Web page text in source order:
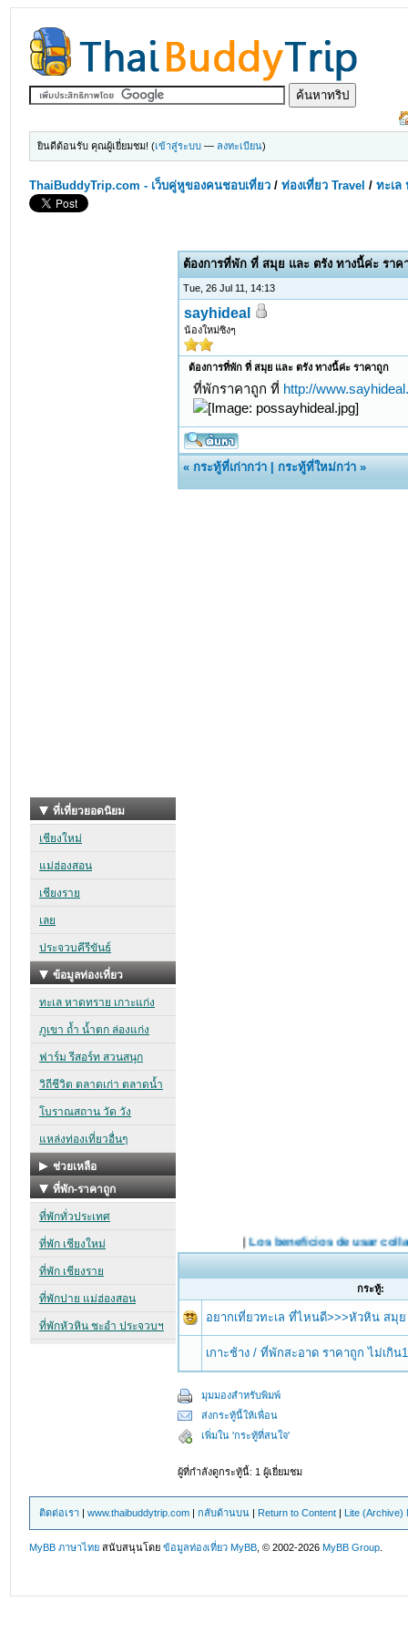
ยินดีต้อนรับ คุณผู้เยี่ยมชม! (เข้าสู่ระบบ — ลงทะเบียน)
ThaiBuddyTrip.com - เว็บคู่หูของคนชอบเที่ยว /ท่องเที่ยว Travel /ทะเล
ต้องการที่พัก ที่ สมุย และ ตรัง ทางนี้ค่ะ ราค
Tue, 26 Jul 11, 14:13
sayhideal
น้องใหม่ซิงๆ
ต้องการที่พัก ที่ สมุย และ ตรัง ทางนี้ค่ะ ราคาถูก
ที่พักราคาถูก ที่ http://
«กระทู้ที่เก่ากว่า |กระทู้ที่ใหม่กว่า »
กระทู้:
อยากเที่ยวทะเล ที่ไหนดี>>>หัวหิน สมุ
เกาะช้าง / ที่พักสะอาด ราคาถูก ไม่เกิน
มุมมองสำหรับพิมพ์
ส่งกระทู้นี้ให้เพื่อน
เพิ่มใน 'กระทู้ที่สนใจ'
ผู้ที่กำลังดูกระทู้นี้: 1 ผู้เยี่ยมชม
ติดต่อเรา |www.thaibuddytrip.com |กลับด้านบน | Return to Content | Lite (Archive)
MyBB ภาษาไทย สนับสนุนโดยข้อมูลท่องเที่ยว MyBB , © 2002-2026MyBB Group